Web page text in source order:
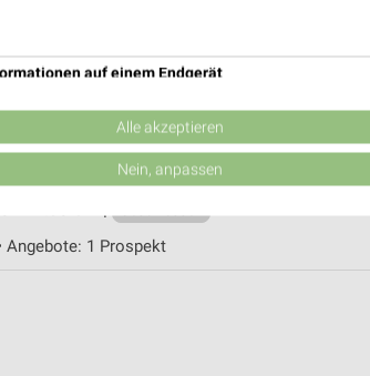
- 18:00 Uhr |
Angebote: 2 Prospekte
Pössl Nürtingen
Angebote: 1 Prospekt
auf einem Endgerät
von Werbeanzeigen
Werbung
von Inhalten
Alle akzeptieren
Nein, anpassen